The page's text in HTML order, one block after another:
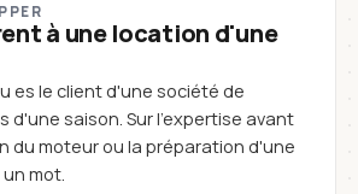
à une location d'une
es le client d'une société de
d'une saison. Sur l'expertise avant
du moteur ou la préparation d'une
mot.